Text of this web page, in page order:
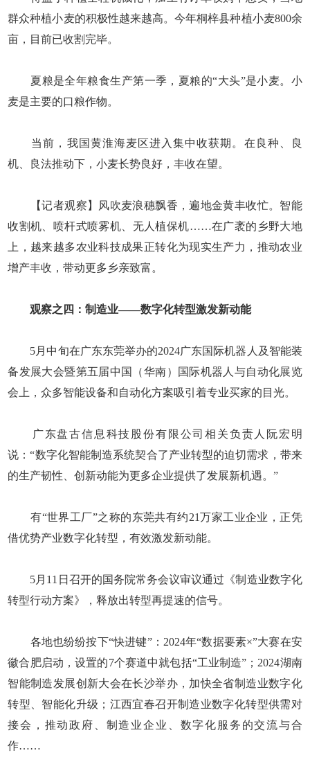
群众种植小麦的积极性越来越高。今年桐梓县种植小麦800余
亩，目前已收割完毕。
夏粮是全年粮食生产第一季，夏粮的“大头”是小麦。小
麦是主要的口粮作物。
当前，我国黄淮海麦区进入集中收获期。在良种、良
机、良法推动下，小麦长势良好，丰收在望。
【记者观察】风吹麦浪穗飘香，遍地金黄丰收忙。智能
收割机、喷杆式喷雾机、无人植保机……在广袤的乡野大地
上，越来越多农业科技成果正转化为现实生产力，推动农业
增产丰收，带动更多乡亲致富。
观察之四：制造业——数字化转型激发新动能
5月中旬在广东东莞举办的2024广东国际机器人及智能装
备发展大会暨第五届中国（华南）国际机器人与自动化展览
会上，众多智能设备和自动化方案吸引着专业买家的目光。
广东盘古信息科技股份有限公司相关负责人阮宏明
说：“数字化智能制造系统契合了产业转型的迫切需求，带来
的生产韧性、创新动能为更多企业提供了发展新机遇。”
有“世界工厂”之称的东莞共有约21万家工业企业，正凭
借优势产业数字化转型，有效激发新动能。
5月11日召开的国务院常务会议审议通过《制造业数字化
转型行动方案》，释放出转型再提速的信号。
各地也纷纷按下“快进键”：2024年“数据要素×”大赛在安
徽合肥启动，设置的7个赛道中就包括“工业制造”；2024湖南
智能制造发展创新大会在长沙举办，加快全省制造业数字化
转型、智能化升级；江西宜春召开制造业数字化转型供需对
接会，推动政府、制造业企业、数字化服务的交流与合
作……